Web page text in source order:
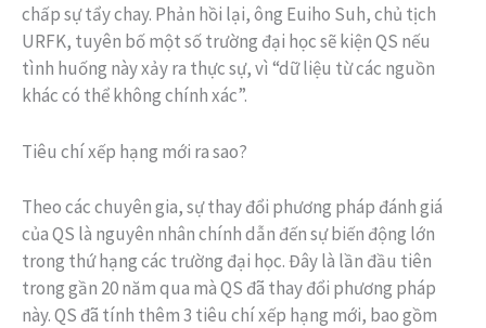
chấp sự tẩy chay. Phản hồi lại, ông Euiho Suh, chủ tịch
URFK, tuyên bố một số trường đại học sẽ kiện QS nếu
tình huống này xảy ra thực sự, vì “dữ liệu từ các nguồn
khác có thể không chính xác”.
Tiêu chí xếp hạng mới ra sao?
Theo các chuyên gia, sự thay đổi phương pháp đánh giá
của QS là nguyên nhân chính dẫn đến sự biến động lớn
trong thứ hạng các trường đại học. Đây là lần đầu tiên
trong gần 20 năm qua mà QS đã thay đổi phương pháp
này. QS đã tính thêm 3 tiêu chí xếp hạng mới, bao gồm